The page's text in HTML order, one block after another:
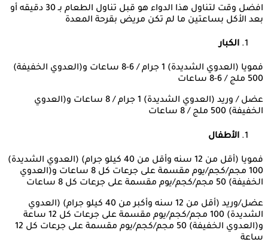
افضل وقت لتناول هذا الدواء هو قبل تناول الطعام بـ 30 دقيقه أو
بعد الأكل بساعتين ما لم تكن مريض بقرحة المعدة
الكبار
فمويا (العدوي الشديدة) 1 جرام / 6-8 ساعات و(العدوي الخفيفة)
500 ملج / 6-8 ساعات
عضل / وريد (العدوي الشديدة) 1 جرام / 8 ساعات و(العدوي
الخفيفة) 500 ملج / 8 ساعات
الأطفال
فمويا (أقل من 12 سنه وأقل من 40 كيلو جرام) (العدوي الشديدة)
100 مجم/كجم/يوم مقسمة على جرعات كل 8 ساعات و(العدوي
الخفيفة) 50 مجم/كجم/يوم مقسمة على جرعات كل 8 ساعات
عضل/وريد (أقل من 12 سنه وأكبر من 40 كيلو جرام) (العدوي
الشديدة) 100 مجم/كجم/يوم مقسمة على جرعات كل 12 ساعة
و(العدوي الخفيفة) 50 مجم/كجم/يوم مقسمة على جرعات كل 12
ساعة